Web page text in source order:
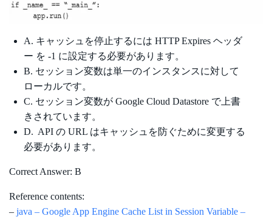
A. キャッシュを停止するには HTTP Expires ヘッダ
ー を -1 に設定する必要があります。
B. セッション変数は単一のインスタンスに対して
ローカルです。
C. セッション変数が Google Cloud Datastore で上書
きされています。
D. API の URL はキャッシュを防ぐために変更する
必要があります。
Correct Answer: B
Reference contents:
– java – Google App Engine Cache List in Session Variable –